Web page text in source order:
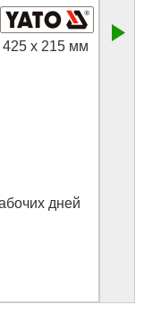
х 215 мм
дней